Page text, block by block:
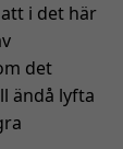
i det här
det
ändå lyfta